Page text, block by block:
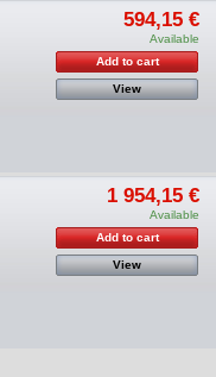
594,15 €
Available
Add to cart
View
1 954,15 €
Available
Add to cart
View